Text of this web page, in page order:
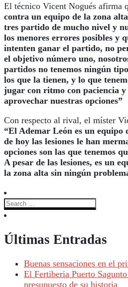
El técnico Vicent Nogués afirma
contra un equipo de la zona
tres partido de mucho nivel y
los menores errores posibles y
intenten ganar el partido, no
el objetivo número uno,
partidos no tenemos ningún
los que la tienen, y lo que
jugar con ritmo con paciencia
aprovechar nuestras opciones”
Con respecto al rival, el míster
“El Ademar León es un equipo
de hoy las lesiones le han
opciones son las que tenemos
A pesar de las lesiones, es un
la zona alta sin ningún
Últimas Entradas
Buenas sensaciones en el
El Fertiberia Puerto
presupuesto de su historia